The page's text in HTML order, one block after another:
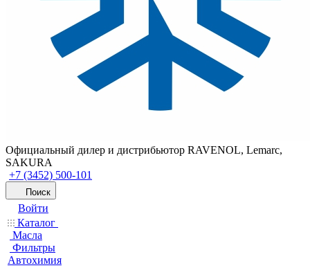
Официальный дилер и дистрибьютор RAVENOL, Lemarc,
SAKURA
+7 (3452) 500-101
Поиск
Войти
Каталог
Масла
Фильтры
Автохимия